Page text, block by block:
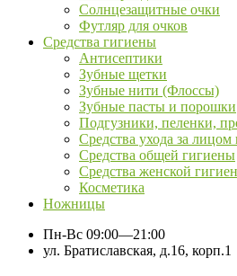
Солнцезащитные очки
Футляр для очков
Средства гигиены
Антисептики
Зубные щетки
Зубные нити (Флоссы)
Зубные пасты и порошки
Подгузники, пеленки,
Средства ухода за лицом
Средства общей гигиены
Средства женской
Косметика
Ножницы
Пн-Вс 09:00—21:00
ул. Братиславская, д.16, корп.1